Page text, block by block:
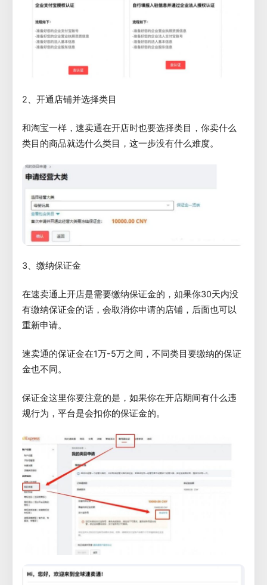
2、开通店铺并选择类目
和淘宝一样，速卖通在开店时也要选择类目，你卖什么
类目的商品就选什么类目，这一步没有什么难度。
3、缴纳保证金
在速卖通上开店是需要缴纳保证金的，如果你30天内没
有缴纳保证金的话，会取消你申请的店铺，后面也可以
重新申请。
速卖通的保证金在1万-5万之间，不同类目要缴纳的保证
金也不同。
保证金这里你要注意的是，如果你在开店期间有什么违
规行为，平台是会扣你的保证金的。